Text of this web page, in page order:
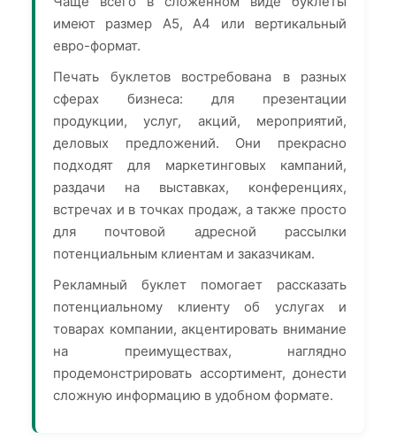
имеют размер А5, А4 или вертикальный
евро-формат.
Печать буклетов востребована в разных
сферах бизнеса: для презентации
продукции, услуг, акций, мероприятий,
деловых предложений. Они прекрасно
подходят для маркетинговых кампаний,
раздачи на выставках, конференциях,
встречах и в точках продаж, а также просто
для почтовой адресной рассылки
потенциальным клиентам и заказчикам.
Рекламный буклет помогает рассказать
потенциальному клиенту об услугах и
товарах компании, акцентировать внимание
на преимуществах, наглядно
продемонстрировать ассортимент, донести
сложную информацию в удобном формате.